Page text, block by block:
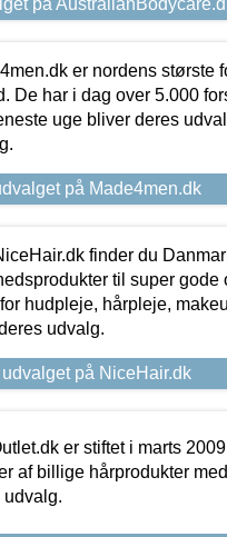
er nordens største
De har i dag over 5.000
uge bliver deres
på Made4men.dk
finder du
til super
hudpleje, hårpleje,
udvalg.
på NiceHair.dk
er stiftet i marts
af billige hårprodukter
udvalg.